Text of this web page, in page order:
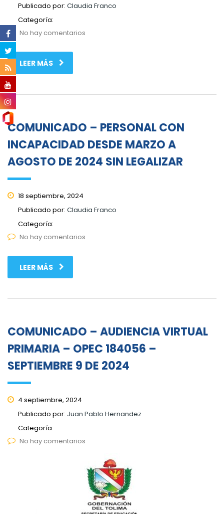
Publicado por: Claudia Franco
Categoría:
No hay comentarios
LEER MÁS
COMUNICADO – PERSONAL CON
INCAPACIDAD DESDE MARZO A
AGOSTO DE 2024 SIN LEGALIZAR
18 septiembre, 2024
Publicado por: Claudia Franco
Categoría:
No hay comentarios
LEER MÁS
COMUNICADO – AUDIENCIA VIRTUAL
PRIMARIA – OPEC 184056 –
SEPTIEMBRE 9 DE 2024
4 septiembre, 2024
Publicado por: Juan Pablo Hernandez
Categoría:
No hay comentarios